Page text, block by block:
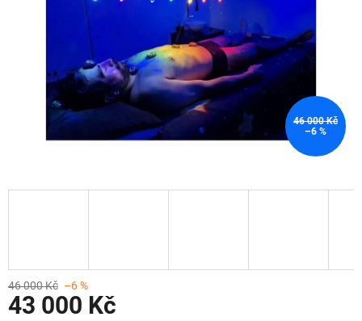
46 000 Kč
–6 %
46 000 Kč –6 %
43 000 Kč